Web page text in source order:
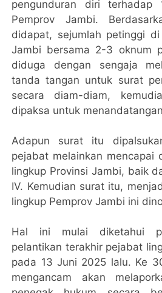
pengunduran diri terhadap
Pemprov Jambi.
didapat, sejumlah petinggi
Jambi bersama 2-3 oknum
diduga dengan sengaja
tanda tangan untuk surat
secara diam-diam,
dipaksa untuk
Adapun surat itu
pejabat melainkan mencapai
lingkup Provinsi Jambi, baik
IV. Kemudian surat itu,
lingkup Pemprov Jambi ini
Hal ini mulai diketahui
pelantikan terakhir pejabat
pada 13 Juni 2025 lalu. Ke
mengancam akan